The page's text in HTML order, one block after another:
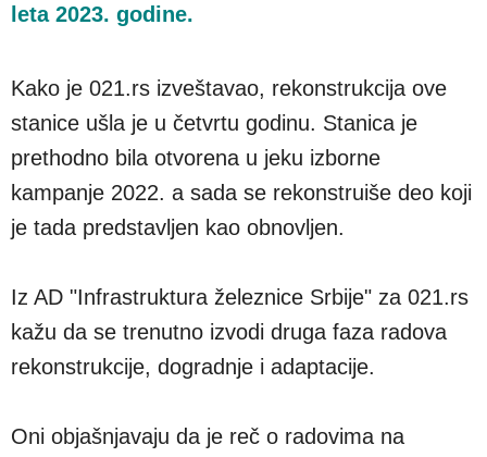
leta 2023. godine.
Kako je 021.rs izveštavao, rekonstrukcija ove
stanice ušla je u četvrtu godinu. Stanica je
prethodno bila otvorena u jeku izborne
kampanje 2022. a sada se rekonstruiše deo koji
je tada predstavljen kao obnovljen.
Iz AD "Infrastruktura železnice Srbije" za 021.rs
kažu da se trenutno izvodi druga faza radova
rekonstrukcije, dogradnje i adaptacije.
Oni objašnjavaju da je reč o radovima na